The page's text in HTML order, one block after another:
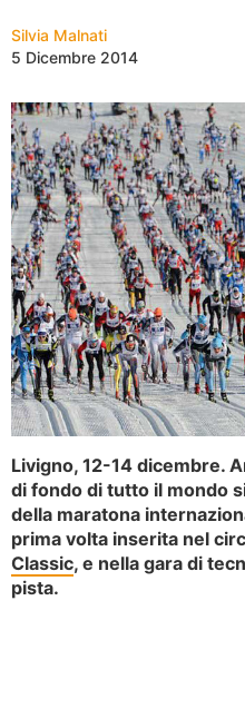
Silvia Malnati
5 Dicembre 2014
Livigno, 12-14 dicembre.
di fondo di tutto il mondo
della maratona
prima volta inserita nel
Classic, e nella gara di
pista.